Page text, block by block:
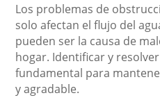
Los problemas de
solo afectan el flujo del
pueden ser la causa de
hogar. Identificar y
fundamental para
y agradable.